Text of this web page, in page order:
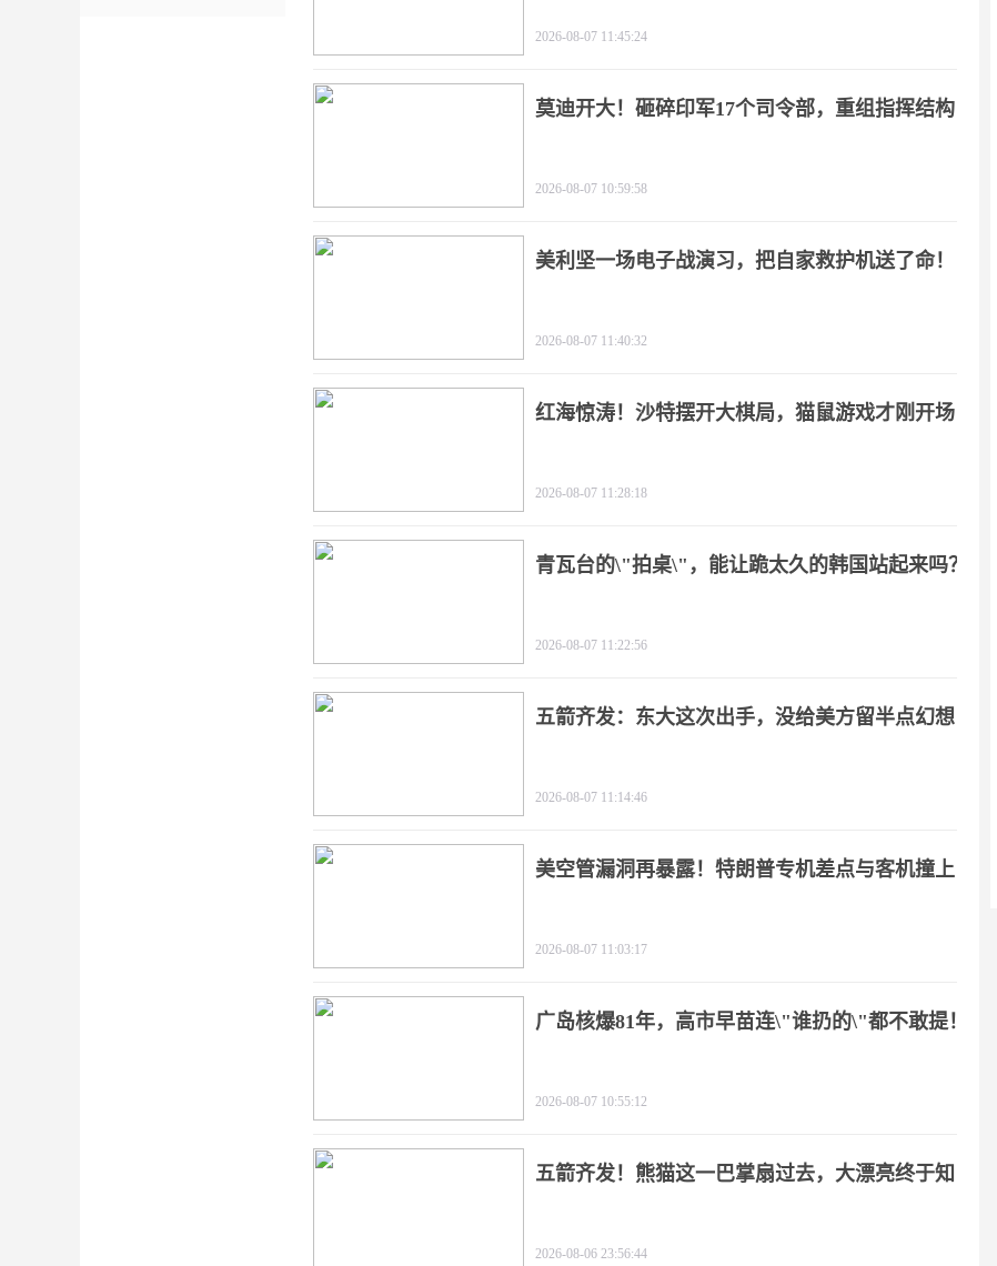
2026-08-07 11:45:24
莫迪开大！砸碎印军17个司令部，重组指挥结构
2026-08-07 10:59:58
美利坚一场电子战演习，把自家救护机送了命！
2026-08-07 11:40:32
红海惊涛！沙特摆开大棋局，猫鼠游戏才刚开场
2026-08-07 11:28:18
青瓦台的\"拍桌\"，能让跪太久的韩国站起来吗？
2026-08-07 11:22:56
五箭齐发：东大这次出手，没给美方留半点幻想
2026-08-07 11:14:46
美空管漏洞再暴露！特朗普专机差点与客机撞上
2026-08-07 11:03:17
广岛核爆81年，高市早苗连\"谁扔的\"都不敢提！
2026-08-07 10:55:12
五箭齐发！熊猫这一巴掌扇过去，大漂亮终于知
2026-08-06 23:56:44